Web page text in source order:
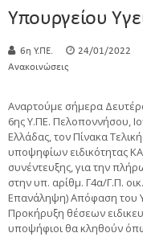
Υπουργείου
6η Υ.ΠΕ. 24/01/2022
Ανακοινώσεις
Αναρτούμε σήμερα
6ης Υ.ΠΕ. Πελοποννήσου,
Ελλάδας, τον Πίνακα
υποψηφίων ειδικότητας
συνέντευξης, για την
στην υπ. αρίθμ. Γ4α/Γ.Π.
Επανάληψη) Απόφαση του
Προκήρυξη θέσεων
υποψήφιοι θα κληθούν